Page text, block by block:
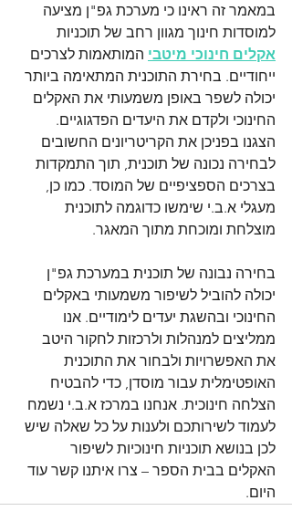
במאמר זה ראינו כי מערכת גפ"ן מציעה
למוסדות חינוך מגוון רחב של תוכניות
אקלים חינוכי מיטבי המותאמות לצרכים
ייחודיים. בחירת התוכנית המתאימה ביותר
יכולה לשפר באופן משמעותי את האקלים
החינוכי ולקדם את היעדים הפדגוגיים.
הצגנו בפניכן את הקריטריונים החשובים
לבחירה נכונה של תוכנית, תוך התמקדות
בצרכים הספציפיים של המוסד. כמו כן,
מעגלי א.ב.י שימשו כדוגמה לתוכנית
מוצלחת ומוכחת מתוך המאגר.
בחירה נבונה של תוכנית במערכת גפ"ן
יכולה להוביל לשיפור משמעותי באקלים
החינוכי ובהשגת יעדים לימודיים. אנו
ממליצים למנהלות ולרכזות לחקור היטב
את האפשרויות ולבחור את התוכנית
האופטימלית עבור מוסדן, כדי להבטיח
הצלחה חינוכית. אנחנו במרכז א.ב.י נשמח
לעמוד לשירותכם ולענות על כל שאלה שיש
לכן בנושא תוכניות חינוכיות לשיפור
האקלים בבית הספר – צרו איתנו קשר עוד
היום.